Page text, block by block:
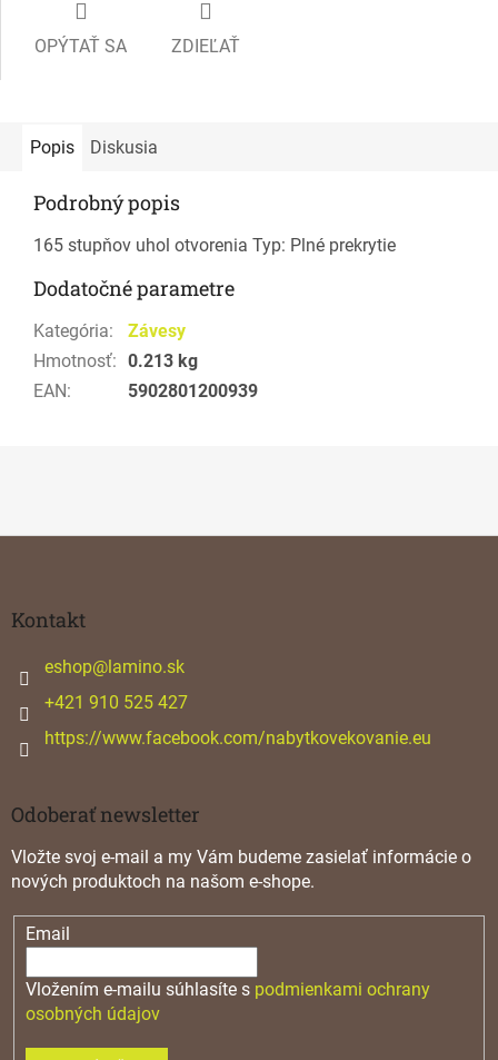
OPÝTAŤ SA ZDIEĽAŤ
Popis Diskusia
Podrobný popis
165 stupňov uhol otvorenia Typ: Plné prekrytie
Dodatočné parametre
Kategória:
Závesy
Hmotnosť: 0.213 kg
EAN: 5902801200939
Kontakt
eshop@lamino.sk
+421 910 525 427
https://www.facebook.com/nabytkovekovanie.eu
Odoberať newsletter
Vložte svoj e-mail a my Vám budeme zasielať informácie o
nových produktoch na našom e-shope.
Email
Vložením e-mailu súhlasíte s podmienkami ochrany
osobných údajov